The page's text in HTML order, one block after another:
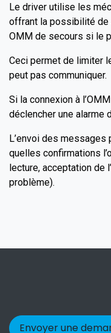
Le driver utilise les
offrant la possibilité de
OMM de secours si le
Ceci permet de limiter
peut pas communiquer.
Si la connexion à
déclencher une alarme
L’envoi des
quelles confirmations
lecture, acceptation de
problème).
Envoyer une